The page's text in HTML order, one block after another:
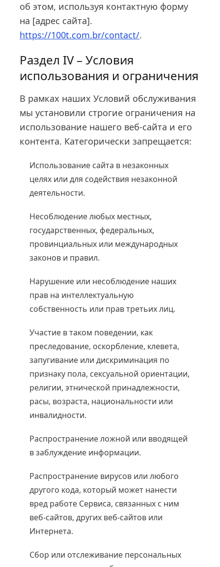
об этом, используя контактную форму
на [адрес сайта].
https://100t.com.br/contact/.
Раздел IV – Условия
использования и ограничения
В рамках наших Условий обслуживания
мы установили строгие ограничения на
использование нашего веб-сайта и его
контента. Категорически запрещается:
Использование сайта в незаконных
целях или для содействия незаконной
деятельности.
Несоблюдение любых местных,
государственных, федеральных,
провинциальных или международных
законов и правил.
Нарушение или несоблюдение наших
прав на интеллектуальную
собственность или прав третьих лиц.
Участие в таком поведении, как
преследование, оскорбление, клевета,
запугивание или дискриминация по
признаку пола, сексуальной ориентации,
религии, этнической принадлежности,
расы, возраста, национальности или
инвалидности.
Распространение ложной или вводящей
в заблуждение информации.
Распространение вирусов или любого
другого кода, который может нанести
вред работе Сервиса, связанных с ним
веб-сайтов, других веб-сайтов или
Интернета.
Сбор или отслеживание персональных